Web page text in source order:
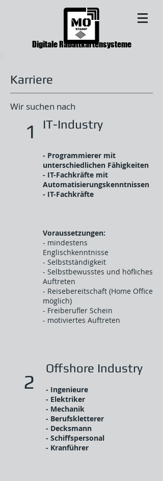
Digitale Rabattkartensysteme
Karriere
Wir suchen nach
1 IT-Industry
- Programmierer mit
unterschiedlichen Fähigkeiten
- IT-Fachkräfte mit
Automatisierungskenntnissen
- IT-Fachkräfte
Voraussetzungen:
- mindestens
Englischkenntnisse
- Selbstständigkeit
- Selbstbewusstes und höfliches
Auftreten
- Reisebereitschaft (Home Office
möglich)
- Freiberufler Schein
- motiviertes Auftreten
2
Offshore Industry
- Ingenieure
- Elektriker
- Mechanik
- Berufskletterer
- Decksmann
- Schiffspersonal
- Kranführer